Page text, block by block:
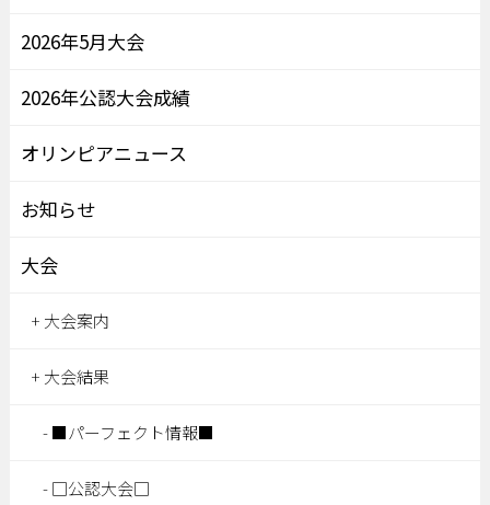
2026年5月大会
2026年公認大会成績
オリンピアニュース
お知らせ
大会
大会案内
大会結果
■パーフェクト情報■
□公認大会□